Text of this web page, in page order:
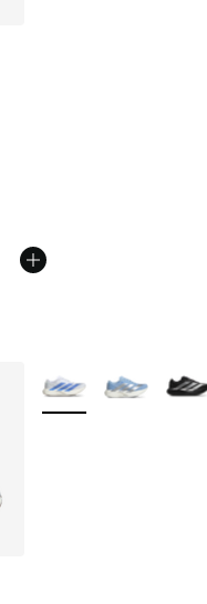
ist von € 119,99 auf €
Weitere Farben